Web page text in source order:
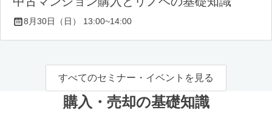
8月30日（日） 13:00~14:00
すべてのセミナー・イベントを見る
購入・売却の基礎知識